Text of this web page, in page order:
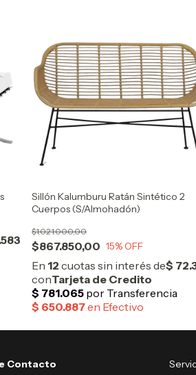
Sillón Kalumburu Ratán Sintético 2
Cuerpos (S/Almohadón)
$867.850,00
$1.021.000,00
15% OFF
Contacto